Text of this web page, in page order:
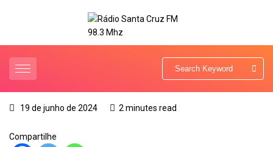
19 de junho de 2024 2 minutes read
Compartilhe